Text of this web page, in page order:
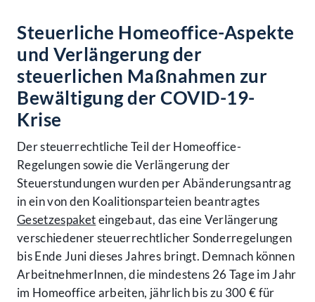
Steuerliche Homeoffice-Aspekte
und Verlängerung der
steuerlichen Maßnahmen zur
Bewältigung der COVID-19-
Krise
Der steuerrechtliche Teil der Homeoffice-
Regelungen sowie die Verlängerung der
Steuerstundungen wurden per Abänderungsantrag
in ein von den Koalitionsparteien beantragtes
Gesetzespaketeingebaut, das eine Verlängerung
verschiedener steuerrechtlicher Sonderregelungen
bis Ende Juni dieses Jahres bringt. Demnach können
ArbeitnehmerInnen, die mindestens 26 Tage im Jahr
im Homeoffice arbeiten, jährlich bis zu 300 € für